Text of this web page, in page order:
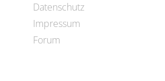
Datenschutz
Impressum
Forum